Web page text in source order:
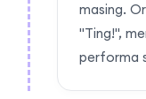
masing.
"Ting!",
performa